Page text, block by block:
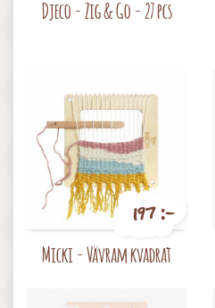
Djeco - Zig & Go - 27 pcs
197 :-
Micki - Vävram kvadrat